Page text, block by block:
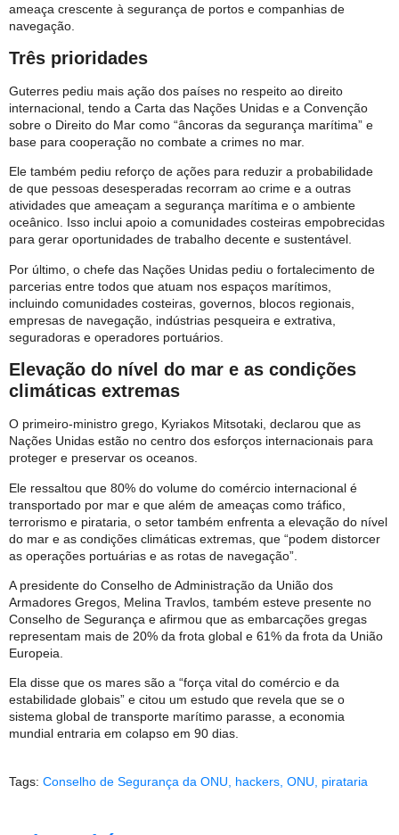
ameaça crescente à segurança de portos e companhias de
navegação.
Três prioridades
Guterres pediu mais ação dos países no respeito ao direito
internacional, tendo a Carta das Nações Unidas e a Convenção
sobre o Direito do Mar como “âncoras da segurança marítima” e
base para cooperação no combate a crimes no mar.
Ele também pediu reforço de ações para reduzir a probabilidade
de que pessoas desesperadas recorram ao crime e a outras
atividades que ameaçam a segurança marítima e o ambiente
oceânico. Isso inclui apoio a comunidades costeiras empobrecidas
para gerar oportunidades de trabalho decente e sustentável.
Por último, o chefe das Nações Unidas pediu o fortalecimento de
parcerias entre todos que atuam nos espaços marítimos,
incluindo comunidades costeiras, governos, blocos regionais,
empresas de navegação, indústrias pesqueira e extrativa,
seguradoras e operadores portuários.
Elevação do nível do mar e as condições
climáticas extremas
O primeiro-ministro grego, Kyriakos Mitsotaki, declarou que as
Nações Unidas estão no centro dos esforços internacionais para
proteger e preservar os oceanos.
Ele ressaltou que 80% do volume do comércio internacional é
transportado por mar e que além de ameaças como tráfico,
terrorismo e pirataria, o setor também enfrenta a elevação do nível
do mar e as condições climáticas extremas, que “podem distorcer
as operações portuárias e as rotas de navegação”.
A presidente do Conselho de Administração da União dos
Armadores Gregos, Melina Travlos, também esteve presente no
Conselho de Segurança e afirmou que as embarcações gregas
representam mais de 20% da frota global e 61% da frota da União
Europeia.
Ela disse que os mares são a “força vital do comércio e da
estabilidade globais” e citou um estudo que revela que se o
sistema global de transporte marítimo parasse, a economia
mundial entraria em colapso em 90 dias.
Tags: Conselho de Segurança da ONU hackers ONU pirataria